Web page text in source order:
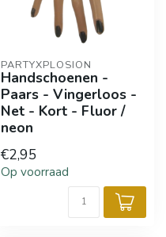
PARTYXPLOSION
Handschoenen -
Paars - Vingerloos -
Net - Kort - Fluor /
neon
€2,95
Op voorraad